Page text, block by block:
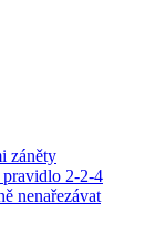
záněty
pravidlo 2-2-4
nenařezávat